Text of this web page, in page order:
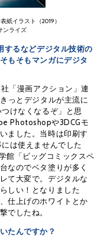
紙イラスト（2019）
ンライズ
るなどデジタル技術の
もそもマンガにデジタ
「漫画アクション」連
っとデジタルが主流に
けなくなるぞ」と思
Photoshopや3DCGモ
ました。当時は印刷す
は使えませんでした
館「ビッグコミックスペ
なのでベタ塗りが多く
て大変で。デジタルな
しい！となりました
仕上げのホワイトとか
でしたね。
たんですか？